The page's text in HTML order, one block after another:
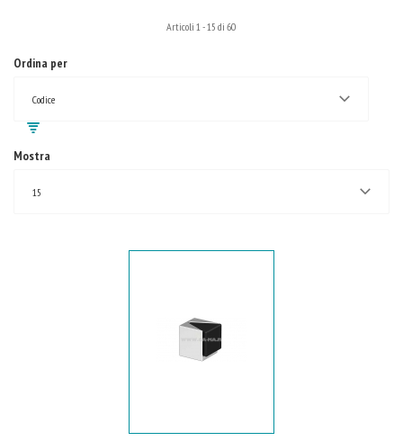
Ordina per
Codice
Articoli 1 -15 di 60
Mostra
15